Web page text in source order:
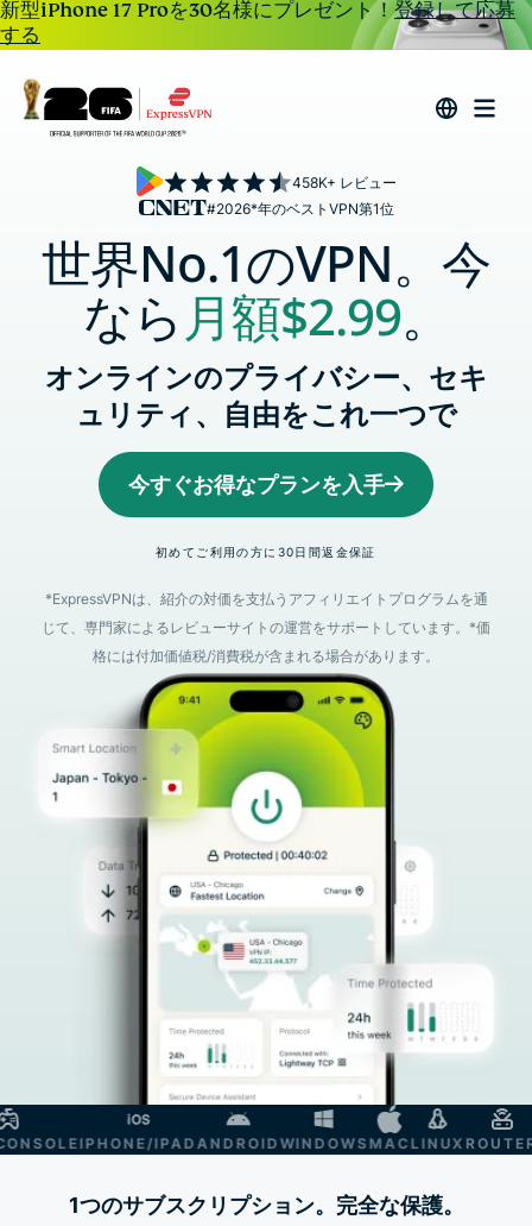
新型iPhone 17 Proを30名様にプレゼント！登録して応募
する
#2026*年のベストVPN第1位
458K+ レビュー
世界No.1のVPN。今
なら 月額$2.99。
オンラインのプライバシー、セキ
ュリティ、自由をこれ一つで
今すぐお得なプランを入手
初めてご利用の方に30日間返金保証
*ExpressVPNは、紹介の対価を支払うアフィリエイトプログラムを通
じて、専門家によるレビューサイトの運営をサポートしています。*価
格には付加価値税/消費税が含まれる場合があります。
IPHONE/IPADANDROIDWINDOWSMAC LINUX ROUTER
1つのサブスクリプション。完全な保護。